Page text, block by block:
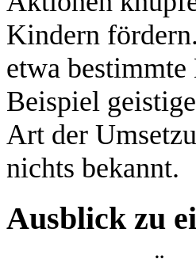
Kindern
etwa
Beispiel
Art der
nichts bekannt.
Ausblick zu